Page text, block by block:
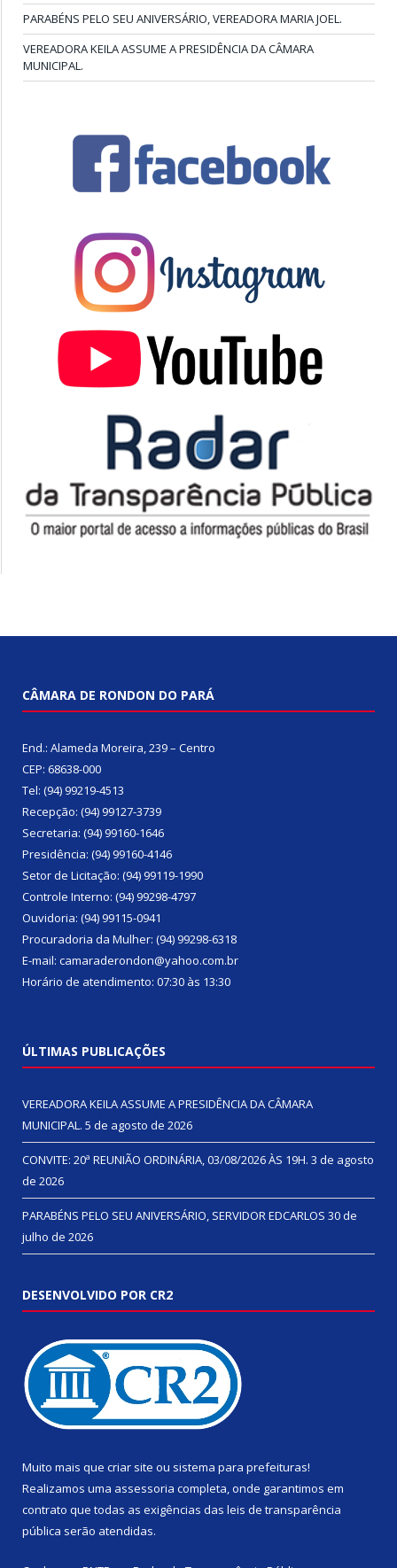
PARABÉNS PELO SEU ANIVERSÁRIO, VEREADORA MARIA JOEL.
VEREADORA KEILA ASSUME A PRESIDÊNCIA DA CÂMARA
MUNICIPAL.
CÂMARA DE RONDON DO PARÁ
End.: Alameda Moreira, 239 – Centro
CEP: 68638-000
Tel: (94) 99219-4513
Recepção: (94) 99127-3739
Secretaria: (94) 99160-1646
Presidência: (94) 99160-4146
Setor de Licitação: (94) 99119-1990
Controle Interno: (94) 99298-4797
Ouvidoria: (94) 99115-0941
Procuradoria da Mulher: (94) 99298-6318
E-mail: camaraderondon@yahoo.com.br
Horário de atendimento: 07:30 às 13:30
ÚLTIMAS PUBLICAÇÕES
VEREADORA KEILA ASSUME A PRESIDÊNCIA DA CÂMARA
MUNICIPAL. 5 de agosto de 2026
CONVITE: 20ª REUNIÃO ORDINÁRIA, 03/08/2026 ÀS 19H. 3 de agosto
de 2026
PARABÉNS PELO SEU ANIVERSÁRIO, SERVIDOR EDCARLOS 30 de
julho de 2026
DESENVOLVIDO POR CR2
Muito mais que criar site ou sistema para prefeituras!
Realizamos uma assessoria completa, onde garantimos em
contrato que todas as exigências das leis de transparência
pública serão atendidas.